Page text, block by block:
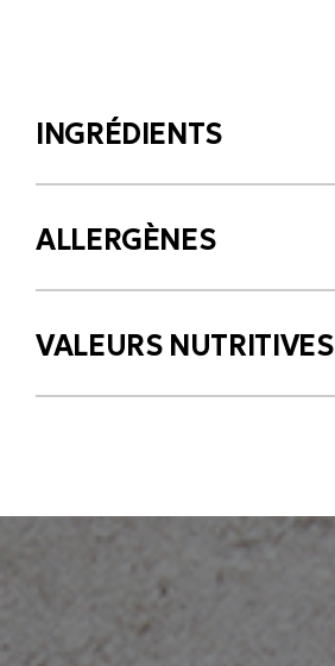
INGRÉDIENTS
ALLERGÈNES
VALEURS NUTRITIVES